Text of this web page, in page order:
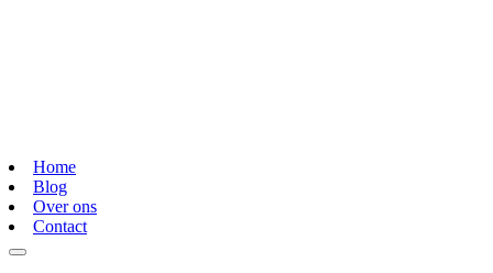
Home
Blog
Over ons
Contact